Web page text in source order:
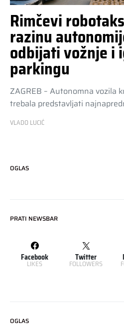
Rimčevi
razinu
odbijati vožnje i
parkingu
ZAGREB – Autonomna vozila
trebala predstavljati
VLADO LUCIĆ
OGLAS
PRATI NEWSBAR
Facebook
LIKES
Twitter
FOLLOWERS
OGLAS